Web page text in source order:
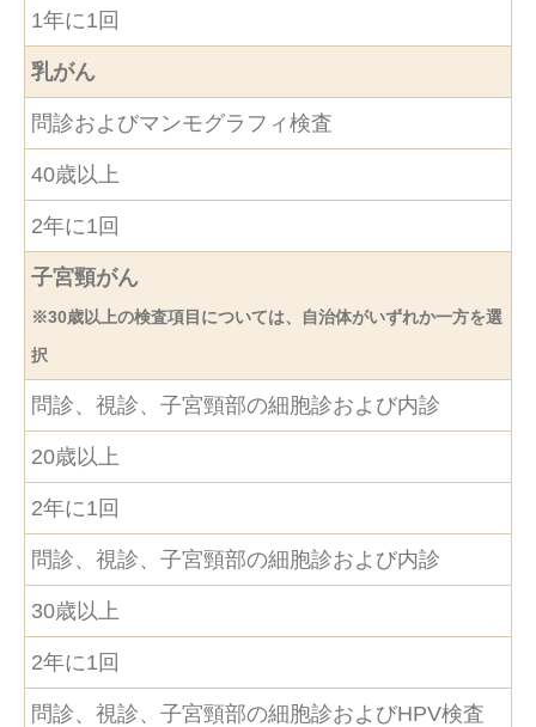
1年に1回
乳がん
問診およびマンモグラフィ検査
40歳以上
2年に1回
子宮頸がん
※30歳以上の検査項目については、自治体がいずれか一方を選
択
問診、視診、子宮頸部の細胞診および内診
20歳以上
2年に1回
問診、視診、子宮頸部の細胞診および内診
30歳以上
2年に1回
問診、視診、子宮頸部の細胞診およびHPV検査